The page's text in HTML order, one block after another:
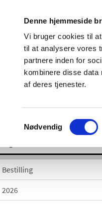
Denne hjemmeside
Vi bruger cookies til
til at analysere vores
partnere inden for
kombinere disse data
af deres tjenester.
Samtykkevalg
Nødvendig
Godkendelse og
Bestilling
2026